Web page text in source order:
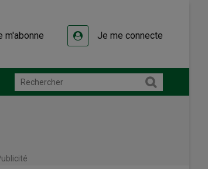
m'abonne Je me connecte